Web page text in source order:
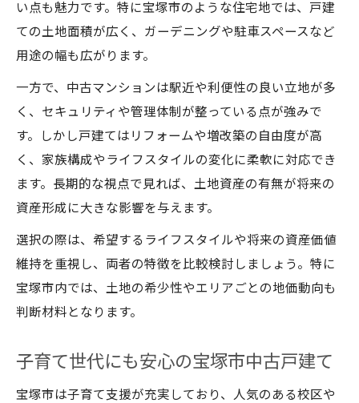
い点も魅力です。特に宝塚市のような住宅地では、戸建
ての土地面積が広く、ガーデニングや駐車スペースなど
用途の幅も広がります。
一方で、中古マンションは駅近や利便性の良い立地が多
く、セキュリティや管理体制が整っている点が強みで
す。しかし戸建てはリフォームや増改築の自由度が高
く、家族構成やライフスタイルの変化に柔軟に対応でき
ます。長期的な視点で見れば、土地資産の有無が将来の
資産形成に大きな影響を与えます。
選択の際は、希望するライフスタイルや将来の資産価値
維持を重視し、両者の特徴を比較検討しましょう。特に
宝塚市内では、土地の希少性やエリアごとの地価動向も
判断材料となります。
子育て世代にも安心の宝塚市中古戸建て
宝塚市は子育て支援が充実しており、人気のある校区や